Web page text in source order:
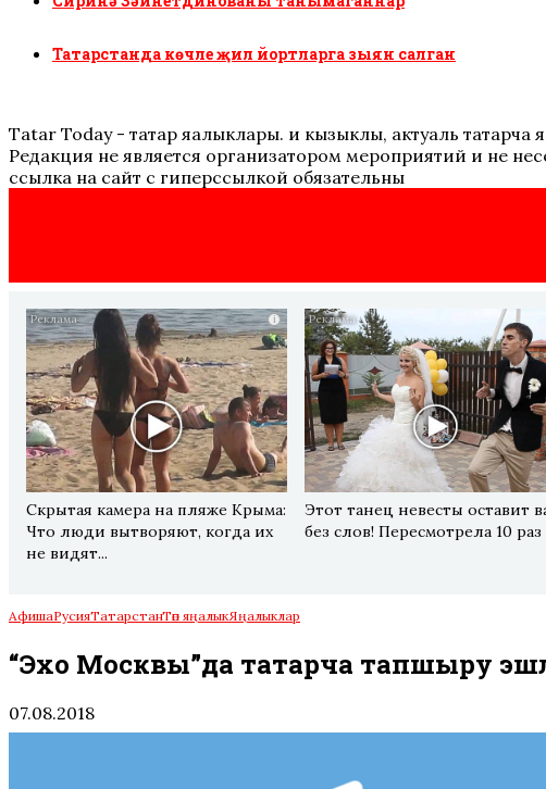
Татарстанда көчле җил йортларга зыян салган
Tatar Today - татар яңалыклары. иң кызыклы, актуаль
Редакция не является организатором мероприятий и не
ссылка на сайт с гиперссылкой обязательны
i
Скрытая камера на пляже Крыма:
Что люди вытворяют, когда их
не видят...
Этот танец невесты оставит
без слов! Пересмотрела 10 раз
АфишаРусияТатарстанТөп яңалыкЯңалыклар
“Эхо Москвы”да татарча тапшыру
07.08.2018